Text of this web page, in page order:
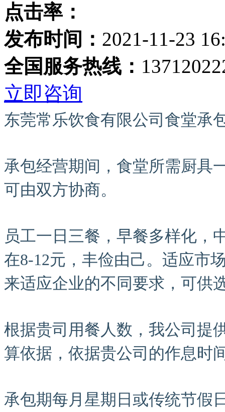
点击率：
发布时间： 2021-11-23
全国服务热线：
立即咨询
东莞常乐饮食有限公司食堂承
承包经营期间，食堂所需厨具
可由双方协商。
员工一日三餐，早餐多样化，
在8-12元，丰俭由己。适应市
来适应企业的不同要求，可供
根据贵司用餐人数，我公司提
算依据，依据贵公司的作息时
承包期每月星期日或传统节假